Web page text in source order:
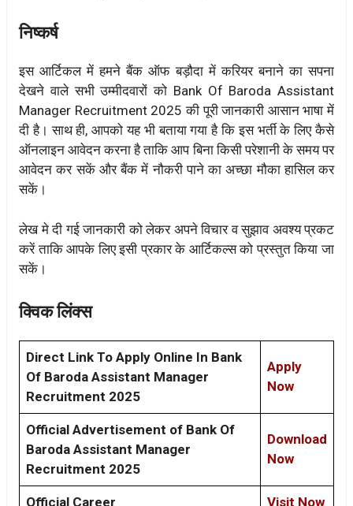
निष्कर्ष
इस आर्टिकल में हमने बैंक ऑफ बड़ौदा में करियर बनाने का सपना
देखने वाले सभी उम्मीदवारों को Bank Of Baroda Assistant
Manager Recruitment 2025 की पूरी जानकारी आसान भाषा में
दी है। साथ ही, आपको यह भी बताया गया है कि इस भर्ती के लिए कैसे
ऑनलाइन आवेदन करना है ताकि आप बिना किसी परेशानी के समय पर
आवेदन कर सकें और बैंक में नौकरी पाने का अच्छा मौका हासिल कर
सकें।
लेख मे दी गई जानकारी को लेकर अपने विचार व सुझाव अवश्य प्रकट
करें ताकि आपके लिए इसी प्रकार के आर्टिकल्स को प्रस्तुत किया जा
सकें।
क्विक लिंक्स
Direct Link To Apply Online In Bank
Of Baroda Assistant Manager
Recruitment 2025
Apply
Now
Official Advertisement of Bank Of
Baroda Assistant Manager
Recruitment 2025
Download
Now
Official Career Visit Now